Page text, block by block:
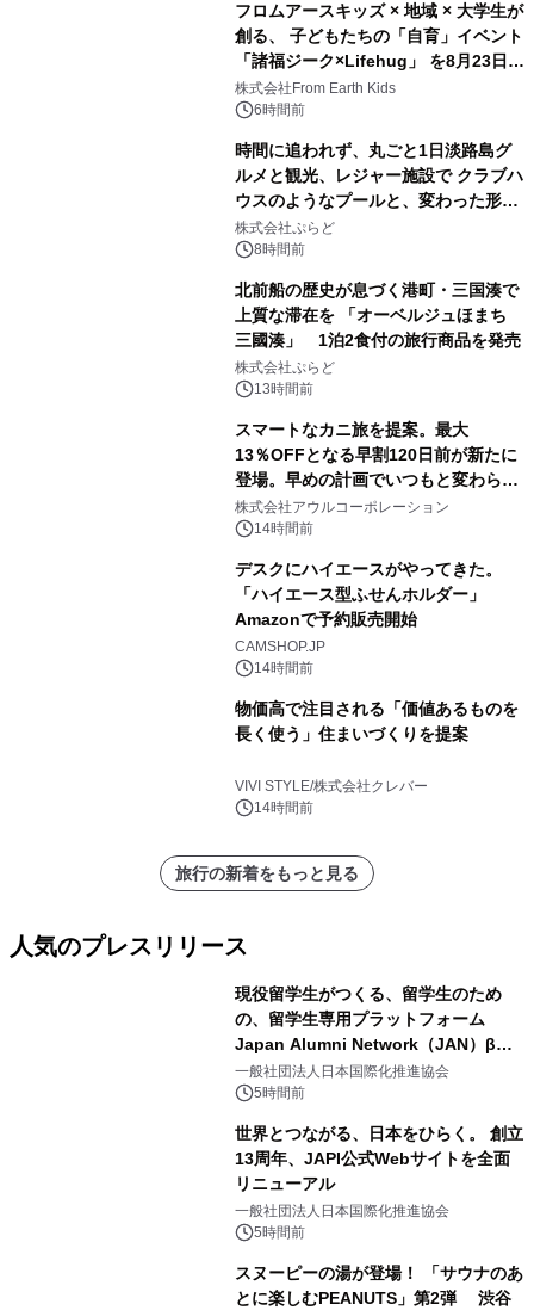
フロムアースキッズ × 地域 × 大学生が
創る、 子どもたちの「自育」イベント
「諸福ジーク×Lifehug」 を8月23日
(日)開催
株式会社From Earth Kids
6時間前
時間に追われず、丸ごと1日淡路島グ
ルメと観光、レジャー施設で クラブハ
ウスのようなプールと、変わった形の
サウナも 「THE BOXY AWAJI」のお
得な素泊まり連泊プランで
株式会社ぷらど
8時間前
北前船の歴史が息づく港町・三国湊で
上質な滞在を 「オーベルジュほまち
三國湊」 1泊2食付の旅行商品を発売
株式会社ぷらど
13時間前
スマートなカニ旅を提案。最大
13％OFFとなる早割120日前が新たに
登場。早めの計画でいつもと変わらぬ
大人の冬旅を。ー夕日ヶ浦温泉「佳松
苑 別邸ふうか」ー
株式会社アウルコーポレーション
14時間前
デスクにハイエースがやってきた。
「ハイエース型ふせんホルダー」
Amazonで予約販売開始
CAMSHOP.JP
14時間前
物価高で注目される「価値あるものを
長く使う」住まいづくりを提案
VIVI STYLE/株式会社クレバー
14時間前
旅行の新着をもっと見る
人気のプレスリリース
現役留学生がつくる、留学生のため
の、留学生専用プラットフォーム
Japan Alumni Network（JAN）β版
をリリース
一般社団法人日本国際化推進協会
5時間前
世界とつながる、日本をひらく。 創立
13周年、JAPI公式Webサイトを全面
リニューアル
一般社団法人日本国際化推進協会
5時間前
スヌーピーの湯が登場！ 「サウナのあ
とに楽しむPEANUTS」第2弾 渋谷